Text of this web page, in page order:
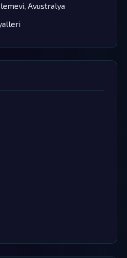
Avustralya